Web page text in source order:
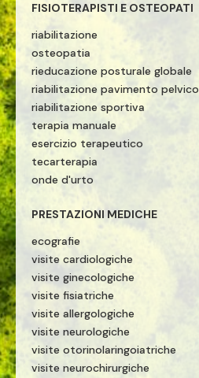
FISIOTERAPISTI E OSTEOPATI
riabilitazione
osteopatia
rieducazione posturale globale
riabilitazione pavimento pelvico
riabilitazione sportiva
terapia manuale
esercizio terapeutico
tecarterapia
onde d'urto
PRESTAZIONI MEDICHE
ecografie
visite cardiologiche
visite ginecologiche
visite fisiatriche
visite allergologiche
visite neurologiche
visite otorinolaringoiatriche
visite neurochirurgiche